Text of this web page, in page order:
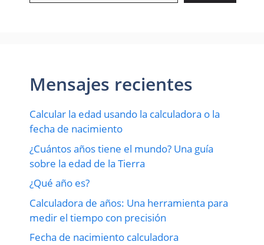
Mensajes recientes
Calcular la edad usando la calculadora o la
fecha de nacimiento
¿Cuántos años tiene el mundo? Una guía
sobre la edad de la Tierra
¿Qué año es?
Calculadora de años: Una herramienta para
medir el tiempo con precisión
Fecha de nacimiento calculadora